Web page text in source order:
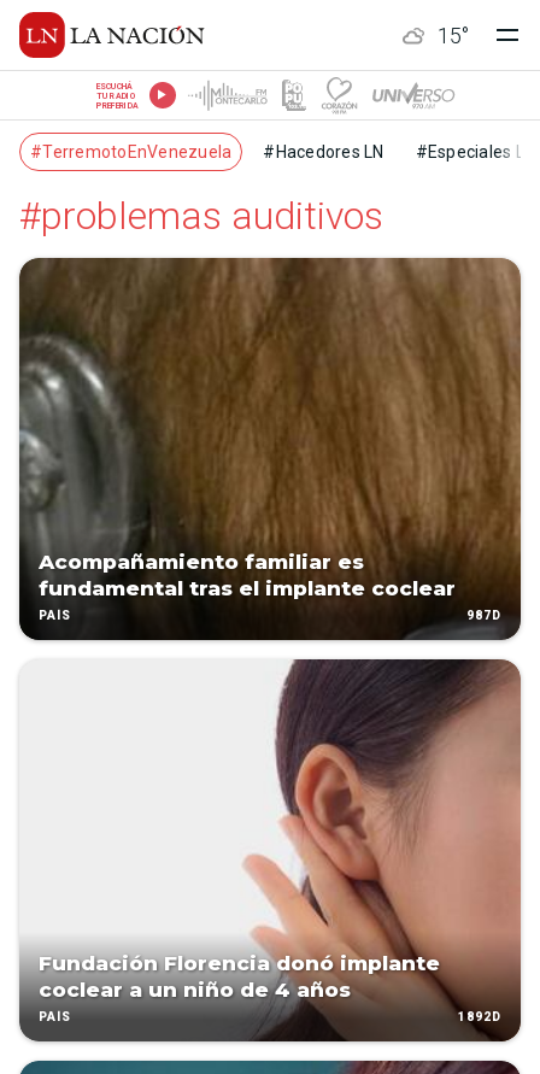
15°
ESCUCHÁ
TU RADIO
PREFERIDA
#TerremotoEnVenezuela #Hacedores LN #Especiales LN
#problemas auditivos
Acompañamiento familiar es
fundamental tras el implante coclear
PAÍS 987D
Fundación Florencia donó implante
coclear a un niño de 4 años
PAÍS 1892D